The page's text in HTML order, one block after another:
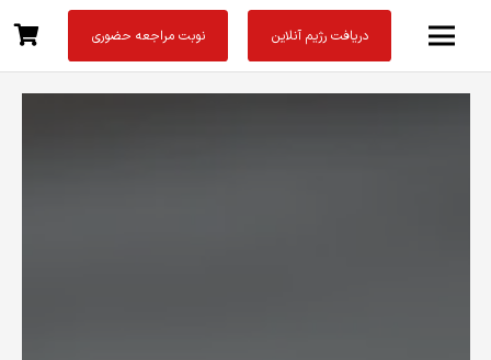
دریافت رژیم آنلاین نوبت مراجعه حضوری